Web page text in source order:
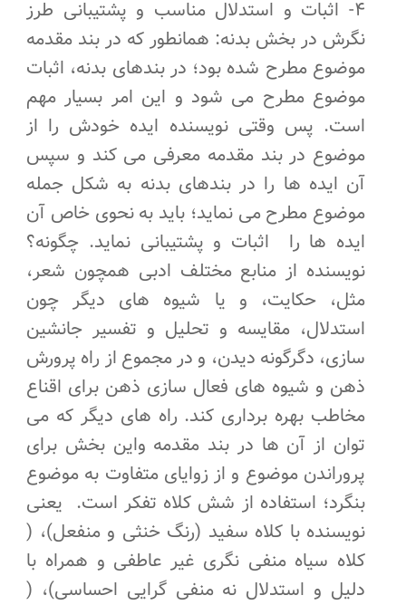
۴- اثبات و استدلال مناسب و پشتیبانی طرز
نگرش در بخش بدنه: همانطور که در بند مقدمه
موضوع مطرح شده بود؛ در بندهای بدنه، اثبات
موضوع مطرح می شود و این امر بسیار مهم
است. پس وقتی نویسنده ایده خودش را از
موضوع در بند مقدمه معرفی می کند و سپس
آن ایده ها را در بندهای بدنه به شکل جمله
موضوع مطرح می نماید؛ باید به نحوی خاص آن
ایده ها را اثبات و پشتیبانی نماید. چگونه؟
نویسنده از منابع مختلف ادبی همچون شعر،
مثل، حکایت، و یا شیوه های دیگر چون
استدلال، مقایسه و تحلیل و تفسیر جانشین
سازی، دگرگونه دیدن، و در مجموع از راه پرورش
ذهن و شیوه های فعال سازی ذهن برای اقناع
مخاطب بهره برداری کند. راه های دیگر که می
توان از آن ها در بند مقدمه واین بخش برای
پروراندن موضوع و از زوایای متفاوت به موضوع
بنگرد؛ استفاده از شش کلاه تفکر است. یعنی
نویسنده با کلاه سفید (رنگ خنثی و منفعل)، (
کلاه سیاه منفی نگری غیر عاطفی و همراه با
دلیل و استدلال نه منفی گرایی احساسی)، (